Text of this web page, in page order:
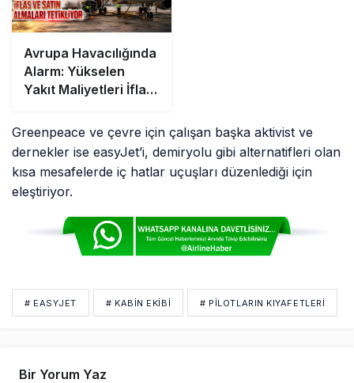
Avrupa Havacılığında
Alarm: Yükselen
Yakıt Maliyetleri İflas
Greenpeace ve çevre için çalışan başka aktivist ve
dernekler ise easyJet’i, demiryolu gibi alternatifleri olan
kısa mesafelerde iç hatlar uçuşları düzenlediği için
eleştiriyor.
# EASYJET # KABİN EKİBİ # PILOTLARIN KIYAFETLERI
Bir Yorum Yaz